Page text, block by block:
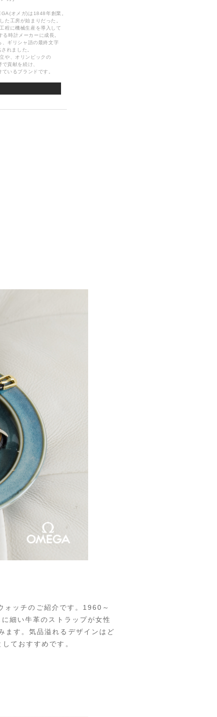
オメガ)は1848年創業。
た工房が始まりだった。
程に機械生産を導入して
時計メーカーに成長。
、ギリシャ語の最終文字
れました。
や、オリンピックの
貢献を続け、
いるブランドです。
ッチのご紹介です。1960～
細い牛革のストラップが女性
ます。気品溢れるデザインはど
ておすすめです。